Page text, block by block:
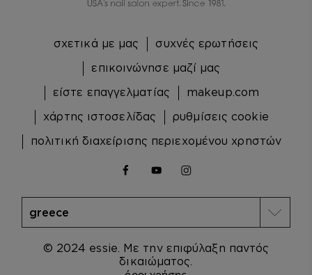
© 2024 essie. Με την επιφύλαξη παντός
δικαιώματος.
σχετικά με μας
συχνές ερωτήσεις
επικοινώνησε μαζί μας
είστε επαγγελματίας
makeup.com
χάρτης ιστοσελίδας
ρυθμίσεις cookie
πολιτική διαχείρισης περιεχομένου χρηστών
facebookyoutubeinstagram